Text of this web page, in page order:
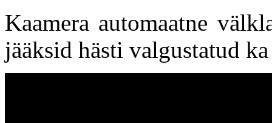
Kaamera automaatne
jääksid hästi valgustatud